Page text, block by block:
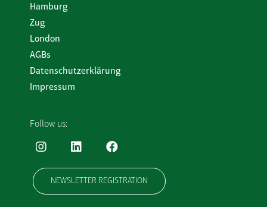
Hamburg
Zug
London
AGBs
Datenschutzerklärung
Impressum
NEWSLETTER REGISTRATION
Follow us: